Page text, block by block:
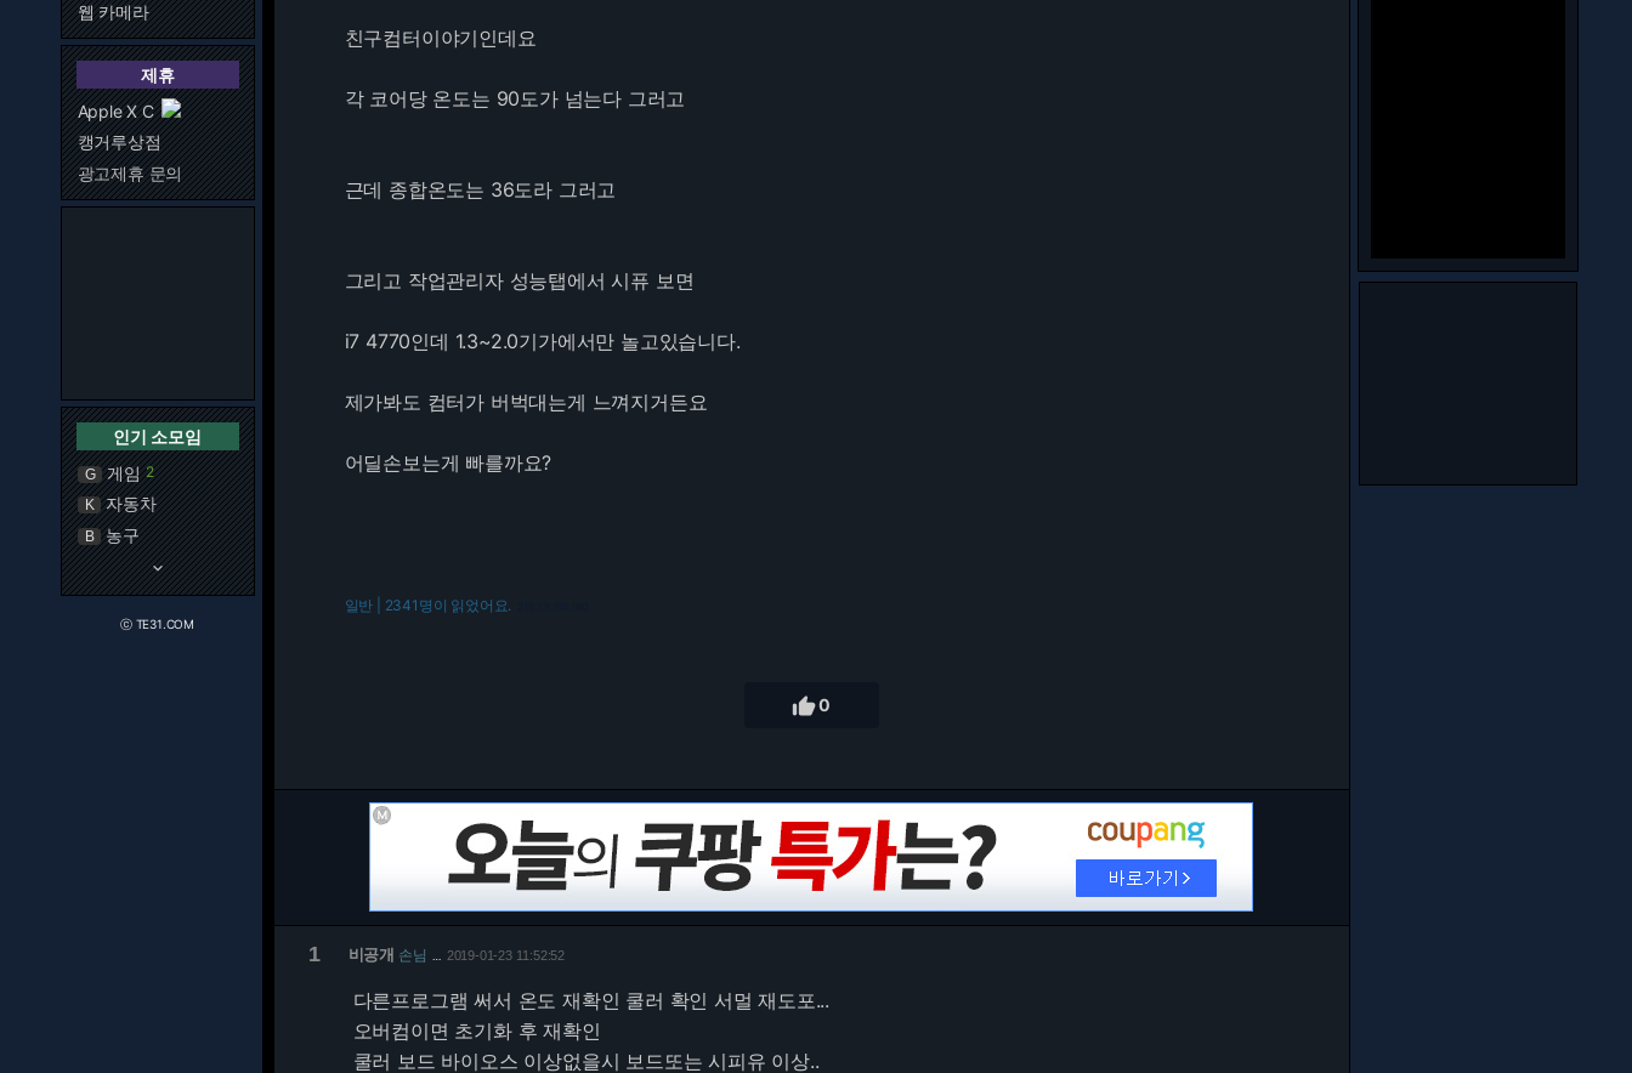
웹 카메라
제휴
Apple X C
캥거루상점
광고제휴 문의
인기 소모임
G 게임 2
K 자동차
B 농구
keyboard_arrow_down
ⓒ TE31.COM
친구컴터이야기인데요
각 코어당 온도는 90도가 넘는다 그러고
근데 종합온도는 36도라 그러고
그리고 작업관리자 성능탭에서 시퓨 보면
i7 4770인데 1.3~2.0기가에서만 놀고있습니다.
제가봐도 컴터가 버벅대는게 느껴지거든요
어딜손보는게 빠를까요?
일반 | 2341명이 읽었어요.
0
1 비공개 손님 2019-01-23 11:52:52
다른프로그램 써서 온도 재확인 쿨러 확인 서멀 재도포...
오버컴이면 초기화 후 재확인
쿨러 보드 바이오스 이상없을시 보드또는 시피유 이상..